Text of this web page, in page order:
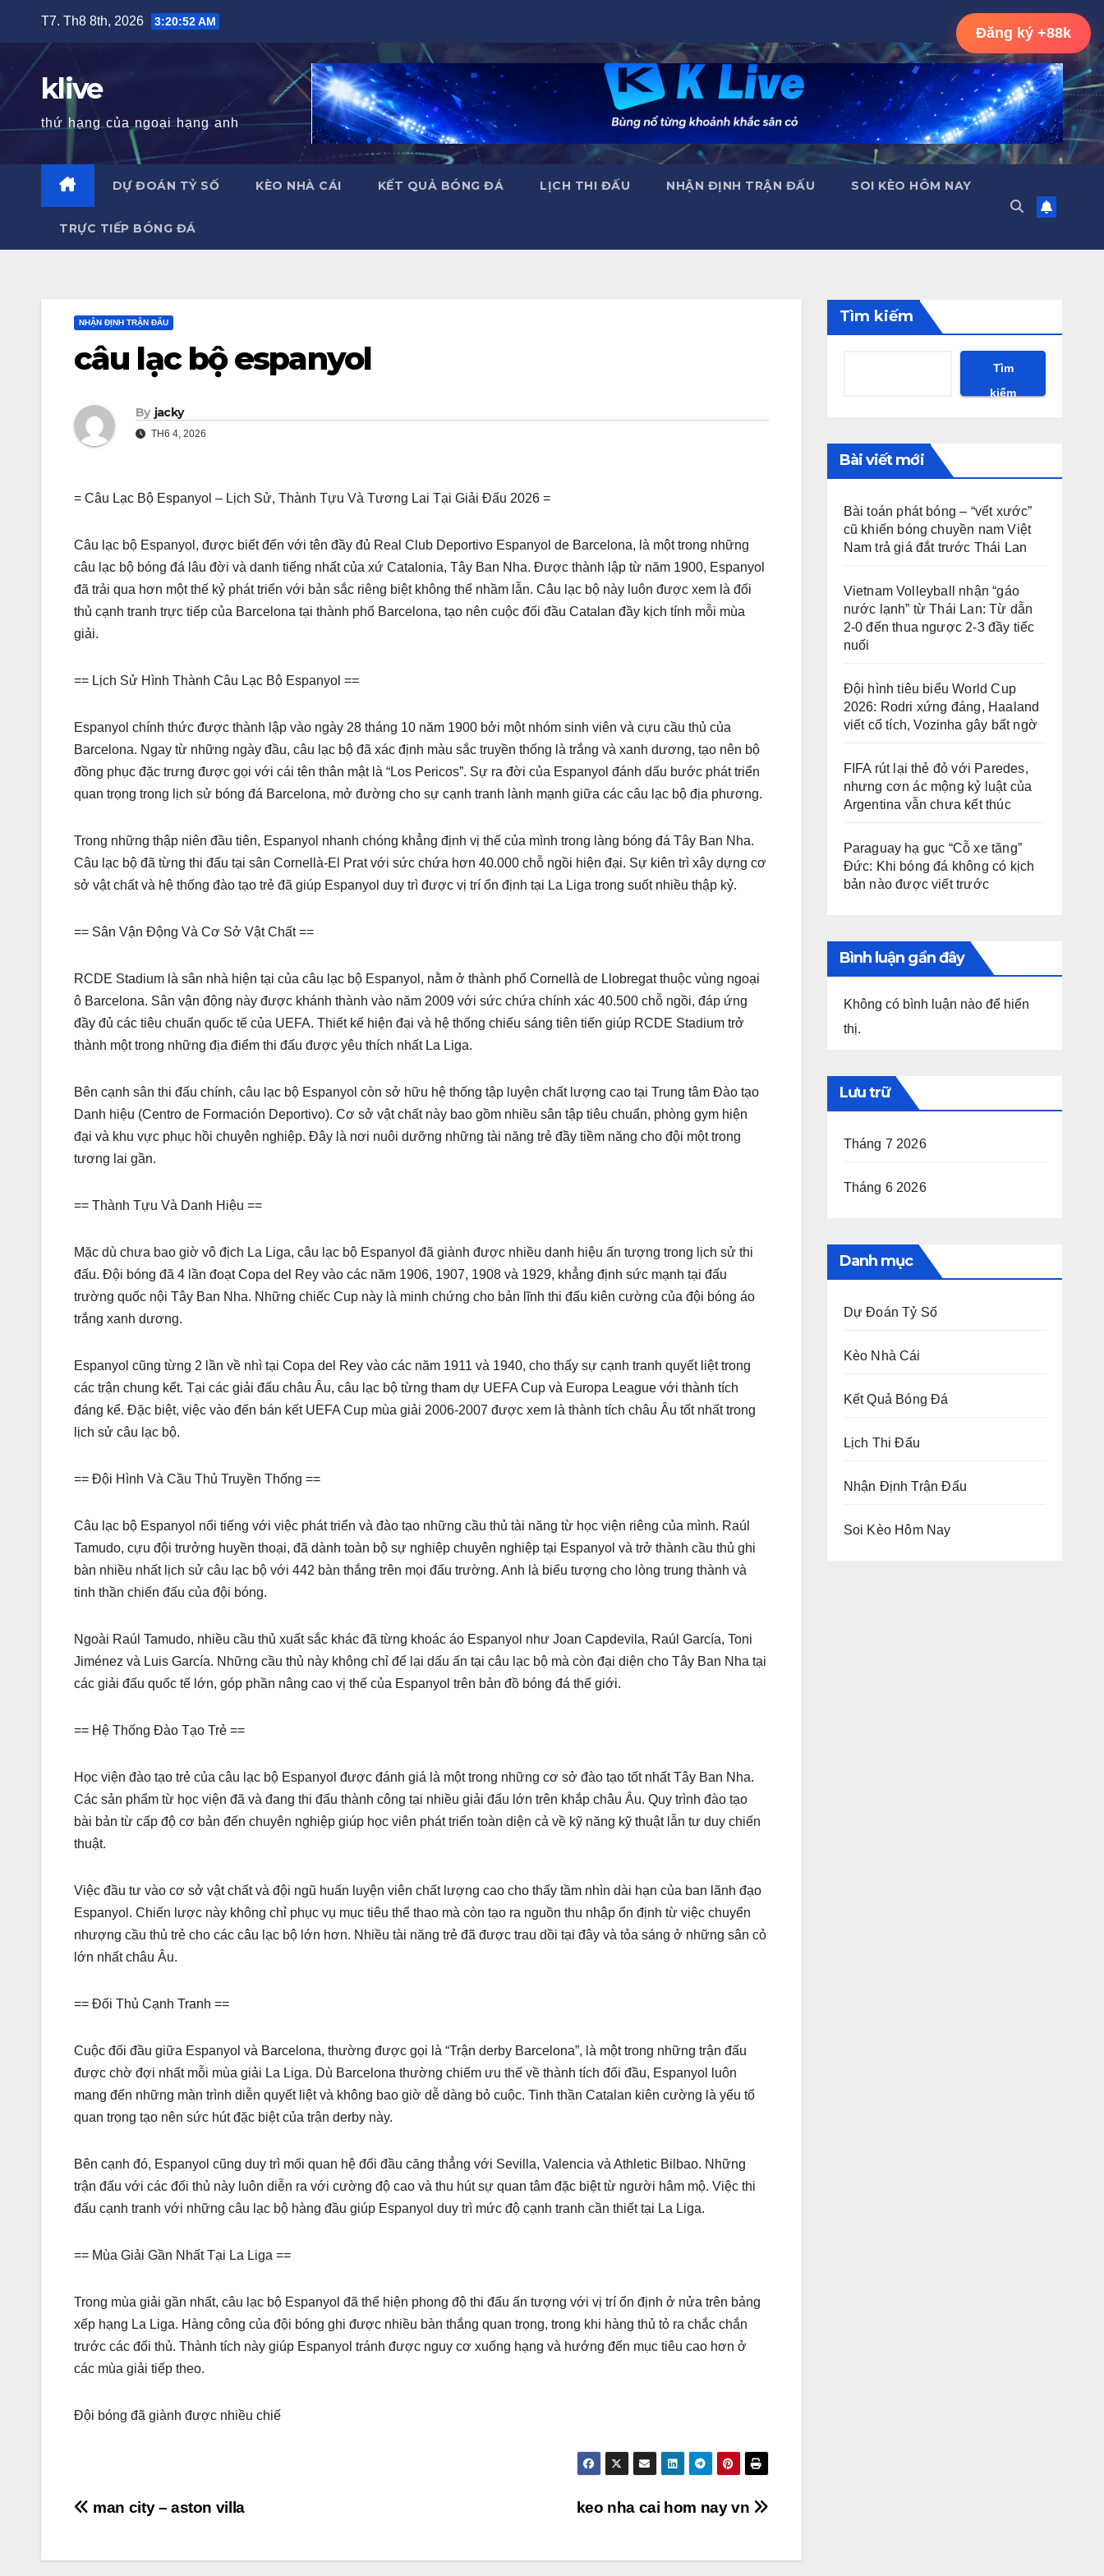
content
T7. Th8 8th, 2026 3:20:53 AM
klive
thứ hạng của ngoại hạng anh
DỰ ĐOÁN TỶ SỐ KÈO NHÀ CÁI KẾT QUẢ BÓNG ĐÁ LỊCH THI ĐẤU NHẬN ĐỊNH TRẬN ĐẤU SOI KÈO HÔM NAY
TRỰC TIẾP BÓNG ĐÁ
NHẬN ĐỊNH TRẬN ĐẤU
câu lạc bộ espanyol
By jacky
TH6 4, 2026
= Câu Lạc Bộ Espanyol – Lịch Sử, Thành Tựu Và Tương Lai Tại Giải Đấu 2026 =
Câu lạc bộ Espanyol, được biết đến với tên đầy đủ Real Club Deportivo Espanyol de Barcelona, là một trong những
câu lạc bộ bóng đá lâu đời và danh tiếng nhất của xứ Catalonia, Tây Ban Nha. Được thành lập từ năm 1900, Espanyol
đã trải qua hơn một thế kỷ phát triển với bản sắc riêng biệt không thể nhầm lẫn. Câu lạc bộ này luôn được xem là đối
thủ cạnh tranh trực tiếp của Barcelona tại thành phố Barcelona, tạo nên cuộc đối đầu Catalan đầy kịch tính mỗi mùa
giải.
== Lịch Sử Hình Thành Câu Lạc Bộ Espanyol ==
Espanyol chính thức được thành lập vào ngày 28 tháng 10 năm 1900 bởi một nhóm sinh viên và cựu cầu thủ của
Barcelona. Ngay từ những ngày đầu, câu lạc bộ đã xác định màu sắc truyền thống là trắng và xanh dương, tạo nên bộ
đồng phục đặc trưng được gọi với cái tên thân mật là “Los Pericos”. Sự ra đời của Espanyol đánh dấu bước phát triển
quan trọng trong lịch sử bóng đá Barcelona, mở đường cho sự cạnh tranh lành mạnh giữa các câu lạc bộ địa phương.
Trong những thập niên đầu tiên, Espanyol nhanh chóng khẳng định vị thế của mình trong làng bóng đá Tây Ban Nha.
Câu lạc bộ đã từng thi đấu tại sân Cornellà-El Prat với sức chứa hơn 40.000 chỗ ngồi hiện đại. Sự kiên trì xây dựng cơ
sở vật chất và hệ thống đào tạo trẻ đã giúp Espanyol duy trì được vị trí ổn định tại La Liga trong suốt nhiều thập kỷ.
== Sân Vận Động Và Cơ Sở Vật Chất ==
RCDE Stadium là sân nhà hiện tại của câu lạc bộ Espanyol, nằm ở thành phố Cornellà de Llobregat thuộc vùng ngoại
ô Barcelona. Sân vận động này được khánh thành vào năm 2009 với sức chứa chính xác 40.500 chỗ ngồi, đáp ứng
đầy đủ các tiêu chuẩn quốc tế của UEFA. Thiết kế hiện đại và hệ thống chiếu sáng tiên tiến giúp RCDE Stadium trở
thành một trong những địa điểm thi đấu được yêu thích nhất La Liga.
Bên cạnh sân thi đấu chính, câu lạc bộ Espanyol còn sở hữu hệ thống tập luyện chất lượng cao tại Trung tâm Đào tạo
Danh hiệu (Centro de Formación Deportivo). Cơ sở vật chất này bao gồm nhiều sân tập tiêu chuẩn, phòng gym hiện
đại và khu vực phục hồi chuyên nghiệp. Đây là nơi nuôi dưỡng những tài năng trẻ đầy tiềm năng cho đội một trong
tương lai gần.
== Thành Tựu Và Danh Hiệu ==
Mặc dù chưa bao giờ vô địch La Liga, câu lạc bộ Espanyol đã giành được nhiều danh hiệu ấn tượng trong lịch sử thi
đấu. Đội bóng đã 4 lần đoạt Copa del Rey vào các năm 1906, 1907, 1908 và 1929, khẳng định sức mạnh tại đấu
trường quốc nội Tây Ban Nha. Những chiếc Cup này là minh chứng cho bản lĩnh thi đấu kiên cường của đội bóng áo
trắng xanh dương.
Espanyol cũng từng 2 lần về nhì tại Copa del Rey vào các năm 1911 và 1940, cho thấy sự cạnh tranh quyết liệt trong
các trận chung kết. Tại các giải đấu châu Âu, câu lạc bộ từng tham dự UEFA Cup và Europa League với thành tích
đáng kể. Đặc biệt, việc vào đến bán kết UEFA Cup mùa giải 2006-2007 được xem là thành tích châu Âu tốt nhất trong
lịch sử câu lạc bộ.
== Đội Hình Và Cầu Thủ Truyền Thống ==
Câu lạc bộ Espanyol nổi tiếng với việc phát triển và đào tạo những cầu thủ tài năng từ học viện riêng của mình. Raúl
Tamudo, cựu đội trưởng huyền thoại, đã dành toàn bộ sự nghiệp chuyên nghiệp tại Espanyol và trở thành cầu thủ ghi
bàn nhiều nhất lịch sử câu lạc bộ với 442 bàn thắng trên mọi đấu trường. Anh là biểu tượng cho lòng trung thành và
tinh thần chiến đấu của đội bóng.
Ngoài Raúl Tamudo, nhiều cầu thủ xuất sắc khác đã từng khoác áo Espanyol như Joan Capdevila, Raúl García, Toni
Jiménez và Luis García. Những cầu thủ này không chỉ để lại dấu ấn tại câu lạc bộ mà còn đại diện cho Tây Ban Nha tại
các giải đấu quốc tế lớn, góp phần nâng cao vị thế của Espanyol trên bản đồ bóng đá thế giới.
== Hệ Thống Đào Tạo Trẻ ==
Học viện đào tạo trẻ của câu lạc bộ Espanyol được đánh giá là một trong những cơ sở đào tạo tốt nhất Tây Ban Nha.
Các sản phẩm từ học viện đã và đang thi đấu thành công tại nhiều giải đấu lớn trên khắp châu Âu. Quy trình đào tạo
bài bản từ cấp độ cơ bản đến chuyên nghiệp giúp học viên phát triển toàn diện cả về kỹ năng kỹ thuật lẫn tư duy chiến
thuật.
Việc đầu tư vào cơ sở vật chất và đội ngũ huấn luyện viên chất lượng cao cho thấy tầm nhìn dài hạn của ban lãnh đạo
Espanyol. Chiến lược này không chỉ phục vụ mục tiêu thể thao mà còn tạo ra nguồn thu nhập ổn định từ việc chuyển
nhượng cầu thủ trẻ cho các câu lạc bộ lớn hơn. Nhiều tài năng trẻ đã được trau dồi tại đây và tỏa sáng ở những sân cỏ
lớn nhất châu Âu.
== Đối Thủ Cạnh Tranh ==
Cuộc đối đầu giữa Espanyol và Barcelona, thường được gọi là “Trận derby Barcelona”, là một trong những trận đấu
được chờ đợi nhất mỗi mùa giải La Liga. Dù Barcelona thường chiếm ưu thế về thành tích đối đầu, Espanyol luôn
mang đến những màn trình diễn quyết liệt và không bao giờ dễ dàng bỏ cuộc. Tinh thần Catalan kiên cường là yếu tố
quan trọng tạo nên sức hút đặc biệt của trận derby này.
Bên cạnh đó, Espanyol cũng duy trì mối quan hệ đối đầu căng thẳng với Sevilla, Valencia và Athletic Bilbao. Những
trận đấu với các đối thủ này luôn diễn ra với cường độ cao và thu hút sự quan tâm đặc biệt từ người hâm mộ. Việc thi
đấu cạnh tranh với những câu lạc bộ hàng đầu giúp Espanyol duy trì mức độ cạnh tranh cần thiết tại La Liga.
== Mùa Giải Gần Nhất Tại La Liga ==
Trong mùa giải gần nhất, câu lạc bộ Espanyol đã thể hiện phong độ thi đấu ấn tượng với vị trí ổn định ở nửa trên bảng
xếp hạng La Liga. Hàng công của đội bóng ghi được nhiều bàn thắng quan trọng, trong khi hàng thủ tỏ ra chắc chắn
trước các đối thủ. Thành tích này giúp Espanyol tránh được nguy cơ xuống hạng và hướng đến mục tiêu cao hơn ở
các mùa giải tiếp theo.
Đội bóng đã giành được nhiều chiế
Điều
keo nha cai hom nay vn
man city – aston villa
Tìm kiếm
Tìm
kiếm
Bài viết mới
Bài toán phát bóng – “vết xước”
cũ khiến bóng chuyền nam Việt
Nam trả giá đắt trước Thái Lan
Vietnam Volleyball nhận “gáo
nước lạnh” từ Thái Lan: Từ dẫn
2-0 đến thua ngược 2-3 đầy tiếc
nuối
Đội hình tiêu biểu World Cup
2026: Rodri xứng đáng, Haaland
viết cổ tích, Vozinha gây bất ngờ
FIFA rút lại thẻ đỏ với Paredes,
nhưng cơn ác mộng kỷ luật của
Argentina vẫn chưa kết thúc
Paraguay hạ gục “Cỗ xe tăng”
Đức: Khi bóng đá không có kịch
bản nào được viết trước
Bình luận gần đây
Không có bình luận nào để hiển
thị.
Lưu trữ
Tháng 7 2026
Tháng 6 2026
Danh mục
Dự Đoán Tỷ Số
Kèo Nhà Cái
Kết Quả Bóng Đá
Lịch Thi Đấu
Nhận Định Trận Đấu
Soi Kèo Hôm Nay
Đăng ký +88k